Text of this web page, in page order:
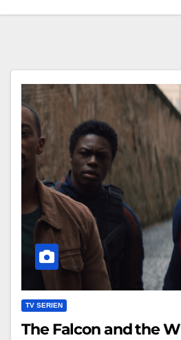
TV SERIEN
The Falcon and the